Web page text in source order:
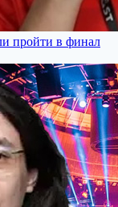
пройти в финал